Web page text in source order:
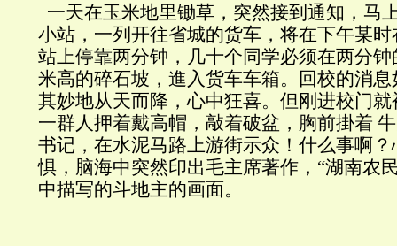
一天在玉米地里锄草，突然接到通知，马
小站，一列开往省城的货车，将在下午某
站上停靠两分钟，几十个同学必须在两分
米高的碎石坡，進入货车车箱。回校的消
其妙地从天而降，心中狂喜。但刚进校门
一群人押着戴高帽，敲着破盆，胸前掛着
书记，在水泥马路上游街示众！什么事啊
惧，脑海中突然印出毛主席著作，“湖南农
中描写的斗地主的画面。